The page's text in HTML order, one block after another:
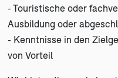
- Touristische oder
Ausbildung oder
- Kenntnisse in den
von Vorteil